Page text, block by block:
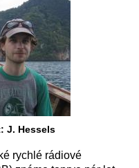
J. Hessels
rychlé rádiové